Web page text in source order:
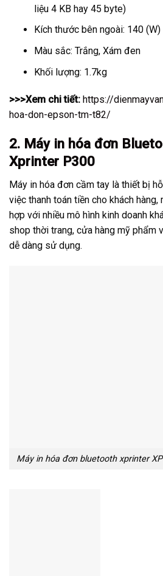
liệu 4 KB hay 45 byte)
Kích thước bên ngoài: 140
Màu sắc: Trắng, Xám đen
Khối lượng: 1.7kg
>>>Xem chi tiết: https://
hoa-don-epson-tm-t82/
2. Máy in hóa đơn
Xprinter P300
Máy in hóa đơn cầm tay là thiết bị
việc thanh toán tiền cho khách
hợp với nhiều mô hình kinh doanh
shop thời trang, cửa hàng mỹ phẩm
dễ dàng sử dụng.
Máy in hóa đơn bluetooth xprinter